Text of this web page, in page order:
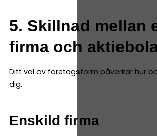
5. Skillnad mellan
firma och
Ditt val av företagsform påverkar hur
dig.
Enskild firma